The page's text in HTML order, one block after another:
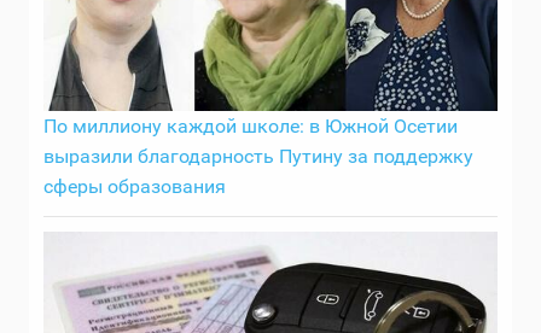
По миллиону каждой школе: в Южной Осетии
выразили благодарность Путину за поддержку
сферы образования